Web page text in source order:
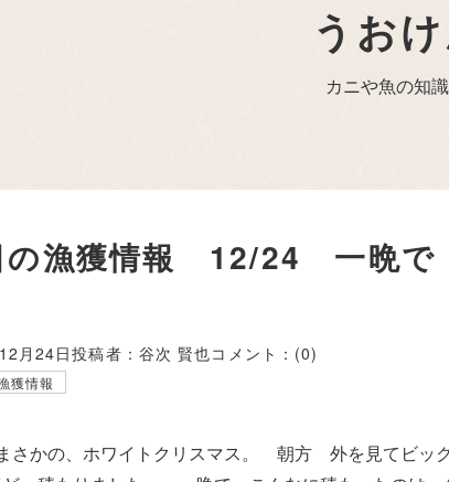
うお
カニや魚の知
の漁獲情報 12/24 一晩
月24日投稿者：谷次 賢也コメント： (0)
獲情報
さかの、ホワイトクリスマス。 朝方 外を見てビ